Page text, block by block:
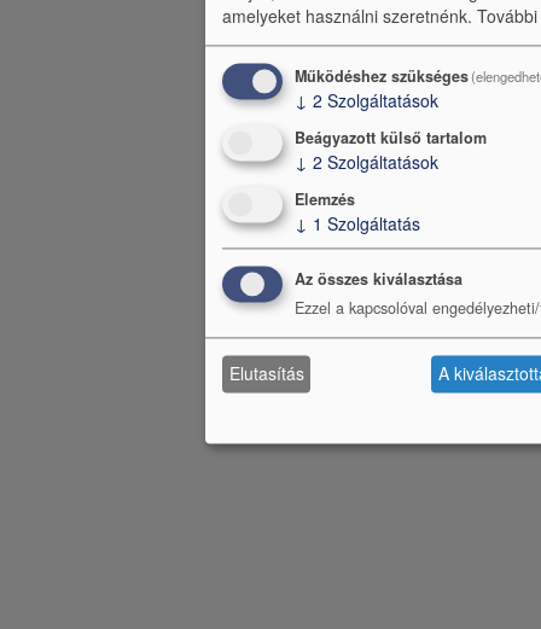
amelyeket használni szeretnénk.
Működéshez szükséges
↓ 2 Szolgáltatások
Beágyazott külső tartalom
↓ 2 Szolgáltatások
Elemzés
↓ 1 Szolgáltatás
Az összes kiválasztása
Ezzel a kapcsolóval
Elutasítás A